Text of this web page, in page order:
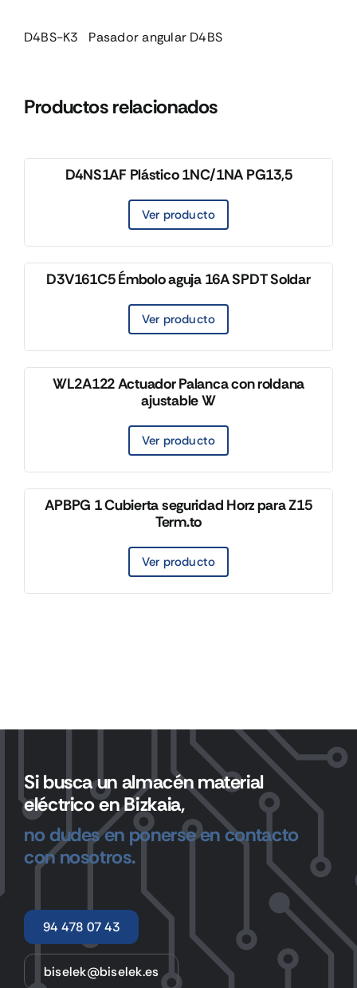
D4BS-K3 Pasador angular D4BS
Productos relacionados
D4NS1AF Plástico 1NC/1NA PG13,5
Ver producto
D3V161C5 Émbolo aguja 16A SPDT Soldar
Ver producto
WL2A122 Actuador Palanca con roldana
ajustable W
Ver producto
APBPG 1 Cubierta seguridad Horz para Z15
Term.to
Ver producto
Si busca un almacén material
eléctrico en Bizkaia,
no dudes en ponerse en contacto
con nosotros.
94 478 07 43
biselek@biselek.es